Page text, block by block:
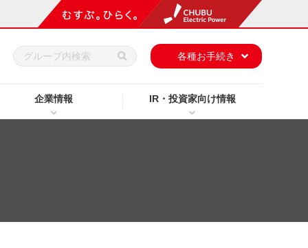
企業情報 IR・投資家向け情報
各種お手続き